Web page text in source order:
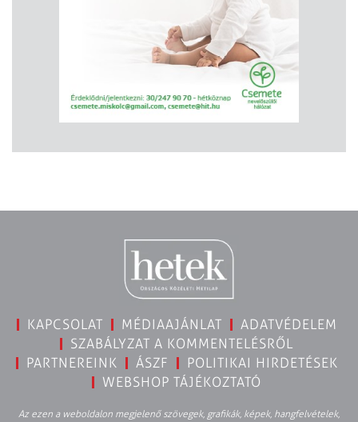
KAPCSOLAT MÉDIAAJÁNLAT
ADATVÉDELEM
SZABÁLYZAT A KOMMENTELÉSRŐL
PARTNEREINK
ÁSZF
POLITIKAI HIRDETÉSEK
WEBSHOP TÁJÉKOZTATÓ
Az ezen a weboldalon megjelenő szövegek, grafikák, képek, hangfelvételek,